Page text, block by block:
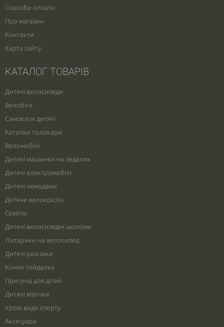
Способи оплати
Про магазин
Контакти
Карта сайту
КАТАЛОГ ТОВАРІВ
Дитячі велосипеди
Велобіги
Самокати дитячі
Каталки толокари
Веломобілі
Дитячі машинки на педалях
Дитячі електромобілі
Дитячі чемодани
Дитяче велокрісло
Скейти
Дитячі велосипедні шоломи
Ліхтарики на велосипед
Дитячі рюкзаки
Коник гойдалка
Пригунці для дітей
Дитячі візочки
Ігрові види спорту
Аксесуари